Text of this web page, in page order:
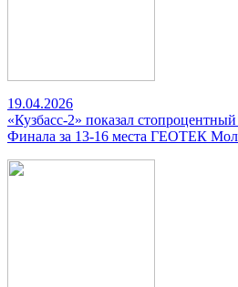
19.04.2026
«Кузбасс-2» показал
Финала за 13-16 места ГЕОТЕК